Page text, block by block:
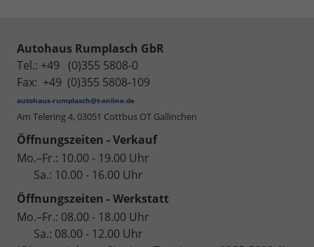
Autohaus Rumplasch GbR
Tel.: +49 (0)355 5808-0
Fax: +49 (0)355 5808-109
autohaus-rumplasch@t-online.de
Am Telering 4, 03051 Cottbus OT Gallinchen
Öffnungszeiten - Verkauf
Mo.–Fr.: 10.00 - 19.00 Uhr
Sa.: 10.00 - 16.00 Uhr
Öffnungszeiten - Werkstatt
Mo.–Fr.: 08.00 - 18.00 Uhr
Sa.: 08.00 - 12.00 Uhr